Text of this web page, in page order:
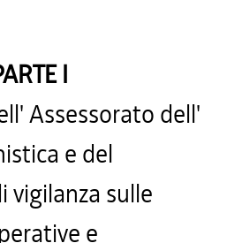
I
Assessorato dell'
e del
vigilanza sulle
e